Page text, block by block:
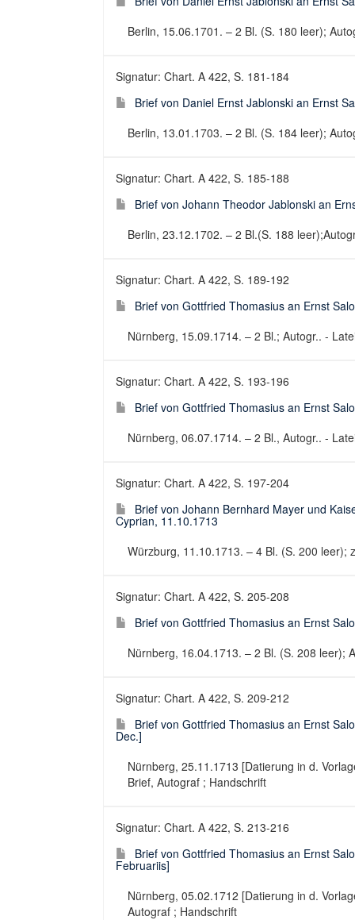
Berlin, 15.06.1701. – 2 Bl. (S. 180 leer);
Signatur: Chart. A 422, S. 181-184
Brief von Daniel Ernst Jablonski an Ernst
Berlin, 13.01.1703. – 2 Bl. (S. 184 leer);
Signatur: Chart. A 422, S. 185-188
Brief von Johann Theodor Jablonski an
Berlin, 23.12.1702. – 2 Bl.(S. 188
Signatur: Chart. A 422, S. 189-192
Brief von Gottfried Thomasius an Ernst
Nürnberg, 15.09.1714. – 2 Bl.; Autogr.. -
Signatur: Chart. A 422, S. 193-196
Brief von Gottfried Thomasius an Ernst
Nürnberg, 06.07.1714. – 2 Bl., Autogr.. -
Signatur: Chart. A 422, S. 197-204
Brief von Johann Bernhard Mayer und
Cyprian, 11.10.1713
Würzburg, 11.10.1713. – 4 Bl. (S. 200 leer);
Signatur: Chart. A 422, S. 205-208
Brief von Gottfried Thomasius an Ernst
Nürnberg, 16.04.1713. – 2 Bl. (S. 208 leer);
Signatur: Chart. A 422, S. 209-212
Brief von Gottfried Thomasius an Ernst
Dec.]
Nürnberg, 25.11.1713 [Datierung in d.
Brief, Autograf ; Handschrift
Signatur: Chart. A 422, S. 213-216
Brief von Gottfried Thomasius an Ernst
Februariis]
Nürnberg, 05.02.1712 [Datierung in d.
Autograf ; Handschrift